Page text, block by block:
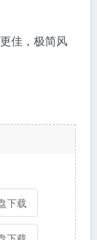
佳，极简风
下载